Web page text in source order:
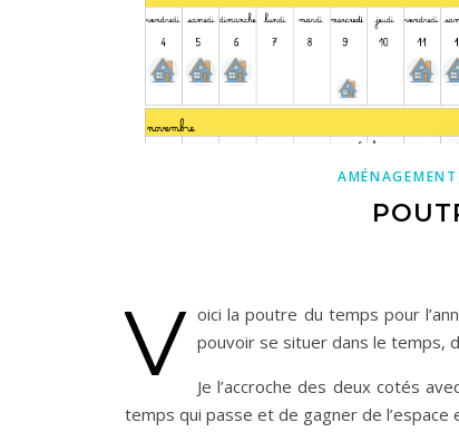
AMÉNAGEMENT
v oici la poutre du temps pour
pouvoir se situer dans le temps,
Je l’accroche des deux cotés
temps qui passe et de gagner de l’espace